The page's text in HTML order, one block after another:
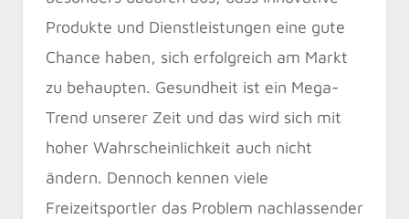
Produkte und Dienstleistungen eine gute
Chance haben, sich erfolgreich am Markt
zu behaupten. Gesundheit ist ein Mega-
Trend unserer Zeit und das wird sich mit
hoher Wahrscheinlichkeit auch nicht
ändern. Dennoch kennen viele
Freizeitsportler das Problem nachlassender